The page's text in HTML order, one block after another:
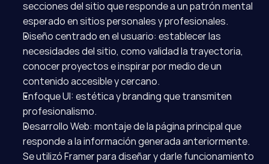
secciones del sitio que responde a un patrón mental
esperado en sitios personales y profesionales.
Diseño centrado en el usuario: establecer las
necesidades del sitio, como validad la trayectoria,
conocer proyectos e inspirar por medio de un
contenido accesible y cercano.
Enfoque UI: estética y branding que transmiten
profesionalismo.
Desarrollo Web: montaje de la página principal que
responde a la información generada anteriormente.
Se utilizó Framer para diseñar y darle funcionamiento